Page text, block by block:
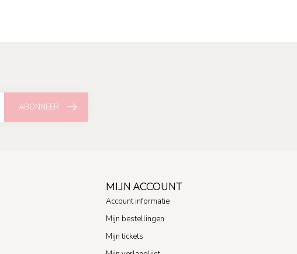
ABONNEER
MIJN ACCOUNT
Account informatie
Mijn bestellingen
Mijn tickets